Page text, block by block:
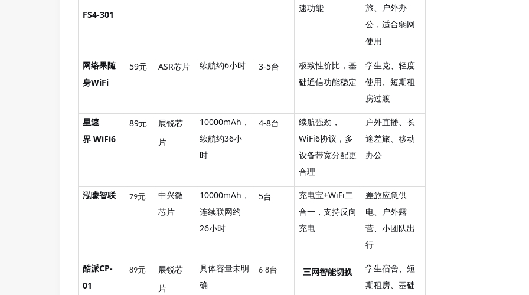
FS4-301
速功能
旅、户外办
公 ， 适合弱网
使用
网络果随
身WiFi
59元 ASR芯片 续航约6小时 3-5台
极致性价比，基
础通信功能稳定
学生党、轻度
使用、短期租
房过渡
星速
界 WiFi6
89元 展锐芯
片
10000mAh，
续航约36小
时
4-8台
续航强劲，
WiFi6协议，多
设备带宽分配更
合理
户外直播、长
途差旅、移动
办公
泓曚智联 79元
中兴微
芯片
10000mAh，
连续联网约
26小时
5台 充电宝+WiFi二
合一，支持反向
充电
差旅应急供
电、户外露
营、小团队出
行
酷派CP-
01
89元
展锐芯
片
具体容量未明
确
6-8台 三网智能切换
学生宿舍、短
期租房、基础